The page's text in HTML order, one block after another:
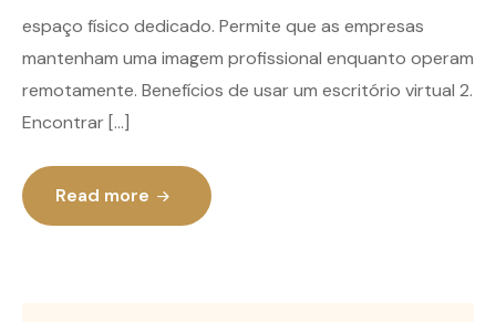
espaço físico dedicado. Permite que as empresas
mantenham uma imagem profissional enquanto operam
remotamente. Benefícios de usar um escritório virtual 2.
Encontrar […]
Read more